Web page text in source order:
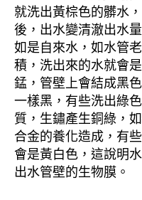
就洗出黃棕色的髒水
後，出水變清澈出水
如是自來水，如水管
積，洗出來的水就會
錳，管壁上會結成黑
一樣黑，有些洗出綠
質，生鏽產生銅綠，
合金的養化造成，有
會是黃白色，這說明
出水管壁的生物膜。